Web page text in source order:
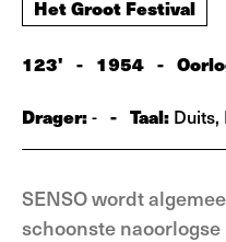
Het Groot Festival
123' - 1954 -
Drager:- - Taal: Duits,
SENSO wordt
schoonste